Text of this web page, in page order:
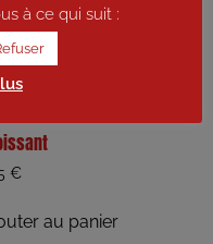
€
au panier
à ce qui suit :